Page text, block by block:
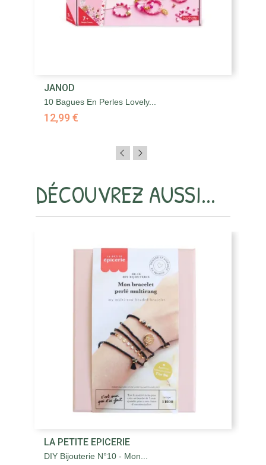
JANOD
10 Bagues En Perles Lovely...
12,99 €
DÉCOUVREZ AUSSI...
LA PETITE EPICERIE
DIY Bijouterie N°10 - Mon...